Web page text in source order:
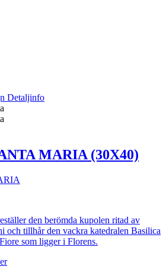
Detaljinfo
MARIA (30X40)
den berömda kupolen ritad av
och tillhår den vackra katedralen Basilica
som ligger i Florens.